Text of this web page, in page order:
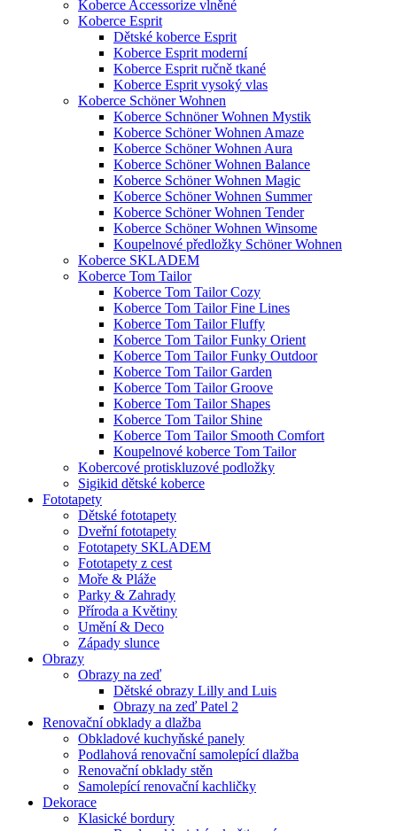
Koberce Accessorize vlněné
Koberce Esprit
Dětské koberce Esprit
Koberce Esprit moderní
Koberce Esprit ručně tkané
Koberce Esprit vysoký vlas
Koberce Schöner Wohnen
Koberce Schnöner Wohnen Mystik
Koberce Schöner Wohnen Amaze
Koberce Schöner Wohnen Aura
Koberce Schöner Wohnen Balance
Koberce Schöner Wohnen Magic
Koberce Schöner Wohnen Summer
Koberce Schöner Wohnen Tender
Koberce Schöner Wohnen Winsome
Koupelnové předložky Schöner Wohnen
Koberce SKLADEM
Koberce Tom Tailor
Koberce Tom Tailor Cozy
Koberce Tom Tailor Fine Lines
Koberce Tom Tailor Fluffy
Koberce Tom Tailor Funky Orient
Koberce Tom Tailor Funky Outdoor
Koberce Tom Tailor Garden
Koberce Tom Tailor Groove
Koberce Tom Tailor Shapes
Koberce Tom Tailor Shine
Koberce Tom Tailor Smooth Comfort
Koupelnové koberce Tom Tailor
Kobercové protiskluzové podložky
Sigikid dětské koberce
Fototapety
Dětské fototapety
Dveřní fototapety
Fototapety SKLADEM
Fototapety z cest
Moře & Pláže
Parky & Zahrady
Příroda a Květiny
Umění & Deco
Západy slunce
Obrazy
Obrazy na zeď
Dětské obrazy Lilly and Luis
Obrazy na zeď Patel 2
Renovační obklady a dlažba
Obkladové kuchyňské panely
Podlahová renovační samolepící dlažba
Renovační obklady stěn
Samolepící renovační kachličky
Dekorace
Klasické bordury